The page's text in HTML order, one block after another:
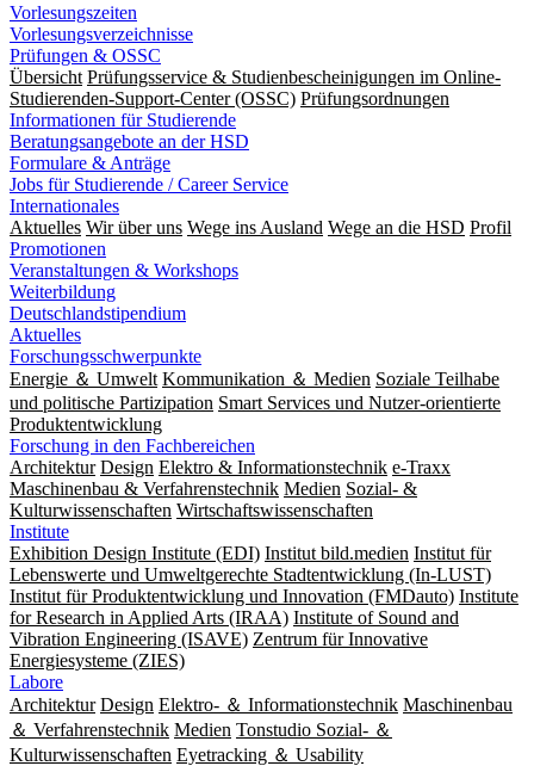
Vorlesungszeiten
Vorlesungsverzeichnisse
Prüfungen & OSSC
Übersicht Prüfungsservice & Studienbescheinigungen im Online-
Studierenden-Support-Center (OSSC) Prüfungsordnungen
Informationen für Studierende
Beratungsangebote an der HSD
Formulare & Anträge
Jobs für Studierende / Career Service
Internationales
Aktuelles Wir über uns Wege ins Ausland Wege an die HSD Profil
Promotionen
Veranstaltungen & Workshops
Weiterbildung
Deutschlandstipendium
Aktuelles
Forschungsschwerpunkte
Energie ＆ Umwelt Kommunikation ＆ Medien Soziale Teilhabe
und politische Partizipation Smart Services und Nutzer-orientierte
Produktentwicklung
Forschung in den Fachbereichen
Architektur Design Elektro & Informationstechnik e-Traxx
Maschinenbau & Verfahrenstechnik Medien Sozial- &
Kulturwissenschaften Wirtschaftswissenschaften
Institute
Exhibition Design Institute (EDI) Institut bild.medien Institut für
Lebenswerte und Umweltgerechte Stadtentwicklung (In-LUST)
Institut für Produktentwicklung und Innovation (FMDauto) Institute
for Research in Applied Arts (IRAA) Institute of Sound and
Vibration Engineering (ISAVE) Zentrum für Innovative
Energiesysteme (ZIES)
Labore
Architektur Design Elektro- ＆ Informationstechnik Maschinenbau
＆ Verfahrenstechnik Medien Tonstudio Sozial- ＆
Kulturwissenschaften Eyetracking ＆ Usability